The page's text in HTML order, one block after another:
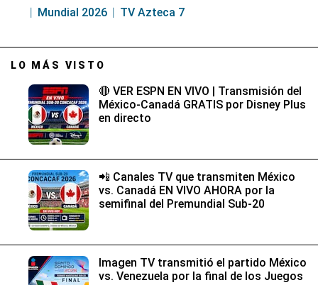
Mundial 2026
TV Azteca 7
LO MÁS VISTO
🔴 VER ESPN EN VIVO | Transmisión del
México-Canadá GRATIS por Disney Plus
en directo
📲 Canales TV que transmiten México
vs. Canadá EN VIVO AHORA por la
semifinal del Premundial Sub-20
Imagen TV transmitió el partido México
vs. Venezuela por la final de los Juegos